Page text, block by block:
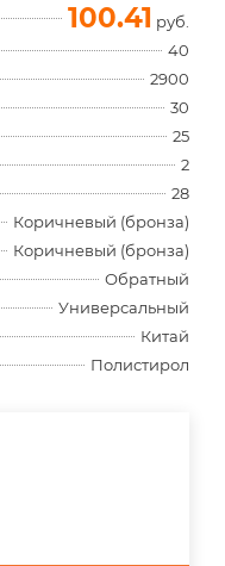
100.41 руб.
40
2900
30
25
2
28
Коричневый (бронза)
Коричневый (бронза)
Обратный
Универсальный
Китай
Полистирол